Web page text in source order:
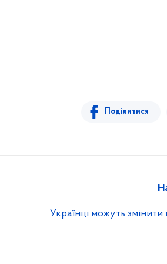
Поділитися
Українці можуть змінити